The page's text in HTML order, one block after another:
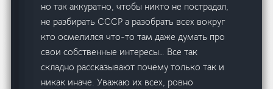
но так аккуратно, чтобы никто не пострадал,
не разбирать СССР а разобрать всех вокруг
кто осмелился что-то там даже думать про
свои собственные интересы… Все так
складно рассказывают почему только так и
никак иначе. Уважаю их всех, ровно